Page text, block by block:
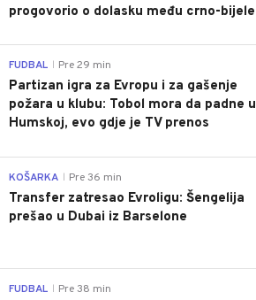
progovorio o dolasku među crno-bijele
FUDBAL Pre 29 min
Partizan igra za Evropu i za gašenje
požara u klubu: Tobol mora da padne u
Humskoj, evo gdje je TV prenos
KOŠARKA Pre 36 min
Transfer zatresao Evroligu: Šengelija
prešao u Dubai iz Barselone
FUDBAL Pre 38 min